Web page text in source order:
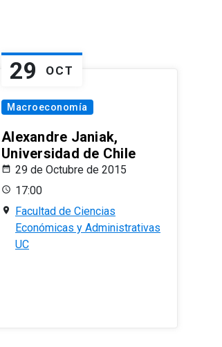
29 OCT
Macroeconomía
Alexandre Janiak,
Universidad de Chile
29 de Octubre de 2015
17:00
Facultad de Ciencias
Económicas y Administrativas
UC